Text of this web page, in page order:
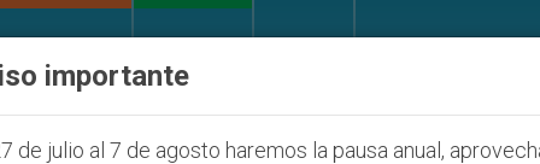
Seúl 2027 ONU se pronuncia
importante
de julio al 7 de agosto haremos la pausa anual,